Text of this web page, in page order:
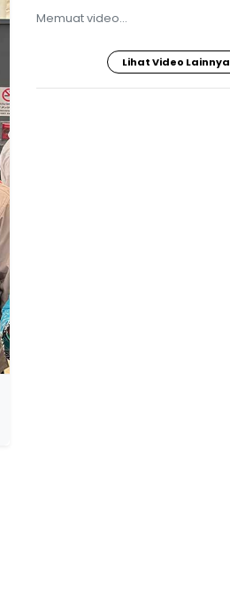
Memuat video...
Lihat Video Lainnya